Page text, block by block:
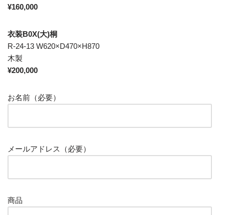
¥160,000
衣装B0X(大)桐
R-24-13 W620×D470×H870
木製
¥200,000
お名前（必要）
メールアドレス（必要）
商品